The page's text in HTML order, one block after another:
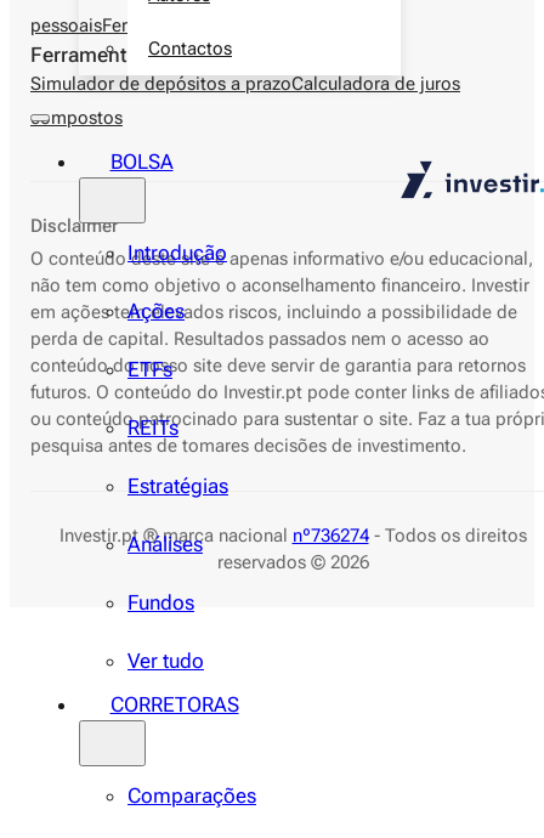
Contactos
BOLSA
Introdução
Ações
ETFs
REITs
Estratégias
Análises
Fundos
Ver tudo
CORRETORAS
Comparações
pessoaisFerramentas
Ferramentas
Simulador de depósitos a prazoCalculadora de juros
compostos
Disclaimer
O conteúdo deste site é apenas informativo e/ou educacional,
não tem como objetivo o aconselhamento financeiro. Investir
em ações tem elevados riscos, incluindo a possibilidade de
perda de capital. Resultados passados nem o acesso ao
conteúdo do nosso site deve servir de garantia para retornos
futuros. O conteúdo do Investir.pt pode conter links de
ou conteúdo patrocinado para sustentar o site. Faz a tua
pesquisa antes de tomares decisões de investimento.
Investir.pt ® marca nacional nº736274- Todos os direitos
reservados © 2026